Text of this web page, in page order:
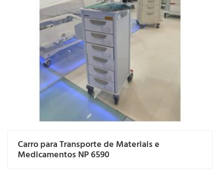
Carro para Transporte de Materiais e
Medicamentos NP 6590